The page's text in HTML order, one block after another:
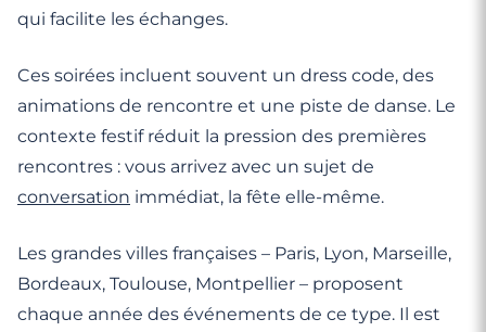
qui facilite les échanges.
Ces soirées incluent souvent un dress code, des
animations de rencontre et une piste de danse. Le
contexte festif réduit la pression des premières
rencontres : vous arrivez avec un sujet de
conversation immédiat, la fête elle-même.
Les grandes villes françaises – Paris, Lyon, Marseille,
Bordeaux, Toulouse, Montpellier – proposent
chaque année des événements de ce type. Il est